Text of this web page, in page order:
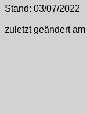
Stand: 03/07/2022
zuletzt geändert am